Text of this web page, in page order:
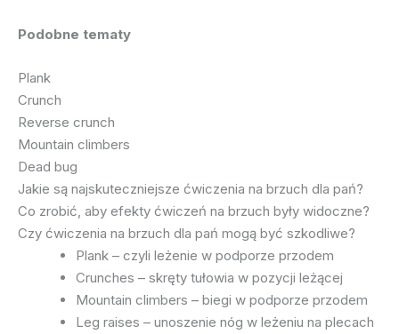
Podobne tematy
Plank
Crunch
Reverse crunch
Mountain climbers
Dead bug
Jakie są najskuteczniejsze ćwiczenia na brzuch dla pań?
Co zrobić, aby efekty ćwiczeń na brzuch były widoczne?
Czy ćwiczenia na brzuch dla pań mogą być szkodliwe?
Plank – czyli leżenie w podporze przodem
Crunches – skręty tułowia w pozycji leżącej
Mountain climbers – biegi w podporze przodem
Leg raises – unoszenie nóg w leżeniu na plecach